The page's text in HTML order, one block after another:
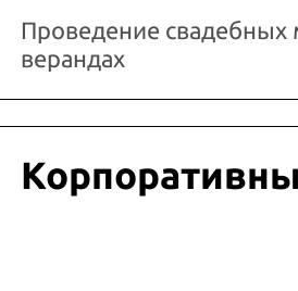
Проведение
верандах